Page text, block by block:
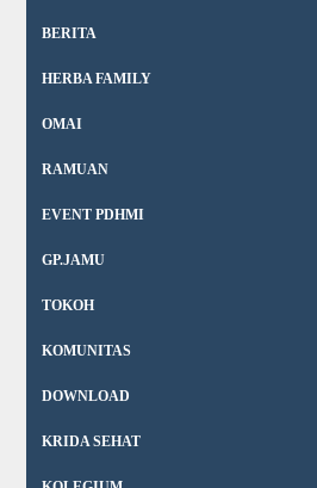
BERITA
HERBA FAMILY
OMAI
RAMUAN
EVENT PDHMI
GP.JAMU
TOKOH
KOMUNITAS
DOWNLOAD
KRIDA SEHAT